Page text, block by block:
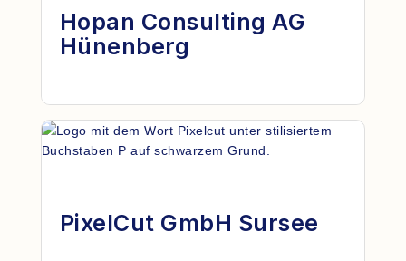
Hopan Consulting AG
Hünenberg
PixelCut GmbH Sursee